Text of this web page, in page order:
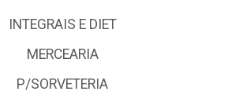
INTEGRAIS E DIET
MERCEARIA
P/SORVETERIA